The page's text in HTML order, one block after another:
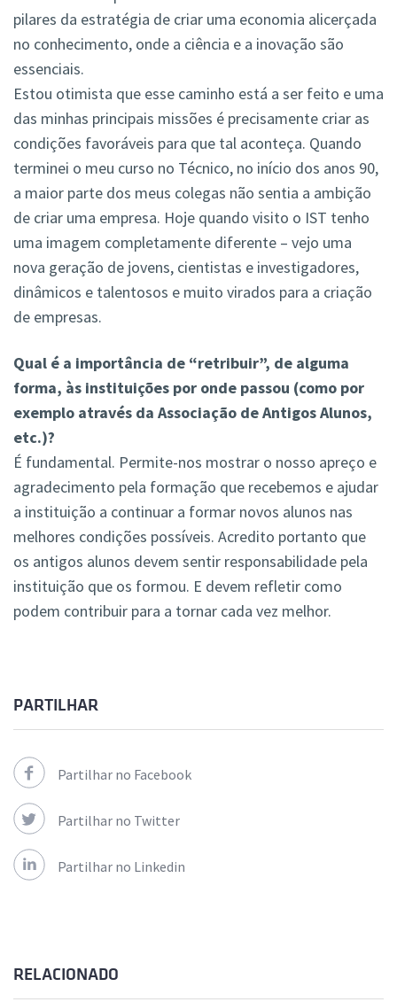
pilares da estratégia de criar uma economia alicerçada
no conhecimento, onde a ciência e a inovação são
essenciais.
Estou otimista que esse caminho está a ser feito e uma
das minhas principais missões é precisamente criar as
condições favoráveis para que tal aconteça. Quando
terminei o meu curso no Técnico, no início dos anos 90,
a maior parte dos meus colegas não sentia a ambição
de criar uma empresa. Hoje quando visito o IST tenho
uma imagem completamente diferente – vejo uma
nova geração de jovens, cientistas e investigadores,
dinâmicos e talentosos e muito virados para a criação
de empresas.
Qual é a importância de “retribuir”, de alguma
forma, às instituições por onde passou (como por
exemplo através da Associação de Antigos Alunos,
etc.)?
É fundamental. Permite-nos mostrar o nosso apreço e
agradecimento pela formação que recebemos e ajudar
a instituição a continuar a formar novos alunos nas
melhores condições possíveis. Acredito portanto que
os antigos alunos devem sentir responsabilidade pela
instituição que os formou. E devem refletir como
podem contribuir para a tornar cada vez melhor.
PARTILHAR
Partilhar no Facebook
Partilhar no Twitter
Partilhar no Linkedin
RELACIONADO